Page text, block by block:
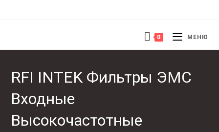
0 МЕНЮ
RFI INTEK Фильтры ЭМС
Входные
Высокочастотные